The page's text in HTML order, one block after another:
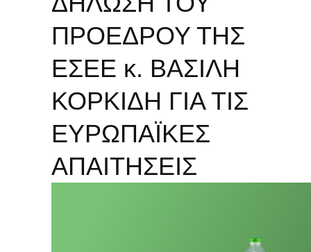
ΠΡΟΕΔΡΟΥ ΤΗΣ
ΕΣΕΕ κ. ΒΑΣΙΛΗ
ΚΟΡΚΙΔΗ ΓΙΑ ΤΙΣ
ΕΥΡΩΠΑΪΚΕΣ
ΑΠΑΙΤΗΣΕΙΣ